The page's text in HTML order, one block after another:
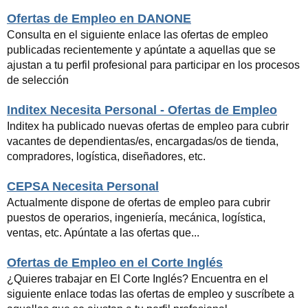
Ofertas de Empleo en DANONE
Consulta en el siguiente enlace las ofertas de empleo
publicadas recientemente y apúntate a aquellas que se
ajustan a tu perfil profesional para participar en los procesos
de selección
Inditex Necesita Personal - Ofertas de Empleo
Inditex ha publicado nuevas ofertas de empleo para cubrir
vacantes de dependientas/es, encargadas/os de tienda,
compradores, logística, diseñadores, etc.
CEPSA Necesita Personal
Actualmente dispone de ofertas de empleo para cubrir
puestos de operarios, ingeniería, mecánica, logística,
ventas, etc. Apúntate a las ofertas que...
Ofertas de Empleo en el Corte Inglés
¿Quieres trabajar en El Corte Inglés? Encuentra en el
siguiente enlace todas las ofertas de empleo y suscríbete a